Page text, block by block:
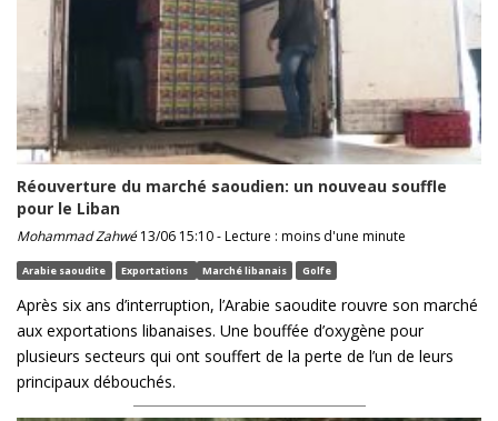
Réouverture du marché saoudien: un nouveau souffle
pour le Liban
Mohammad Zahwé13/06 15:10 - Lecture : moins d'une minute
Arabie saoudite Exportations Marché libanais Golfe
Après six ans d’interruption, l’Arabie saoudite rouvre son marché
aux exportations libanaises. Une bouffée d’oxygène pour
plusieurs secteurs qui ont souffert de la perte de l’un de leurs
principaux débouchés.